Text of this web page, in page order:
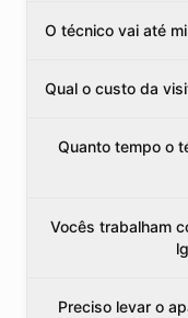
O técnico vai até
Qual o custo da
Quanto tempo o
Vocês trabalham
Preciso levar o